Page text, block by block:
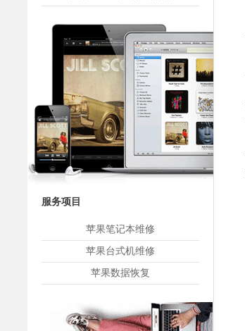
服务项目
苹果笔记本维修
苹果台式机维修
苹果数据恢复